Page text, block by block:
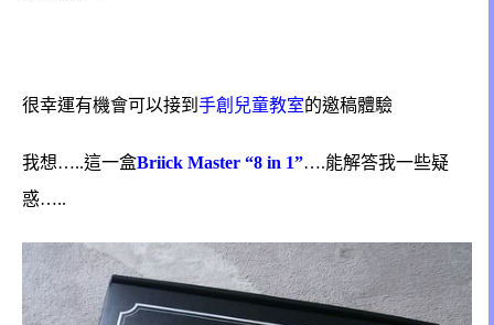
很幸運有機會可以接到 手創兒童教室的邀稿體驗
我想…..這一盒Briick Master “8 in 1”….能解答我一些疑
惑…..